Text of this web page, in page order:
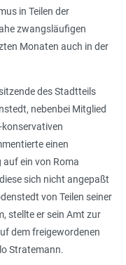
in Teilen der
zwangsläufigen
Monaten auch in der
des Stadtteils
nebenbei Mitglied
konservativen
einen
ein von Roma
sich nicht angepaßt
von Teilen seiner
stellte er sein Amt zur
dem freigewordenen
Stratemann.